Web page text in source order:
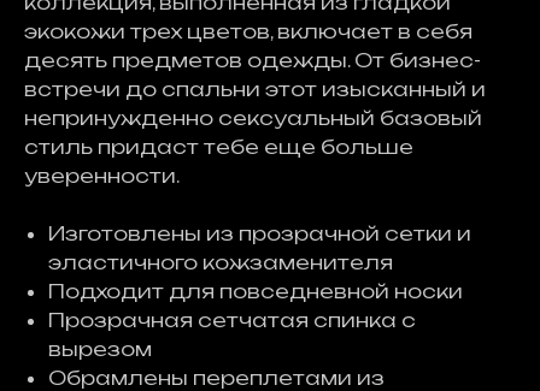
экокожи трех цветов, включает в себя
десять предметов одежды. От бизнес-
встречи до спальни этот изысканный и
непринужденно сексуальный базовый
стиль придаст тебе еще больше
уверенности.
Изготовлены из прозрачной сетки и
эластичного кожзаменителя
Подходит для повседневной носки
Прозрачная сетчатая спинка с
вырезом
Обрамлены переплетами из